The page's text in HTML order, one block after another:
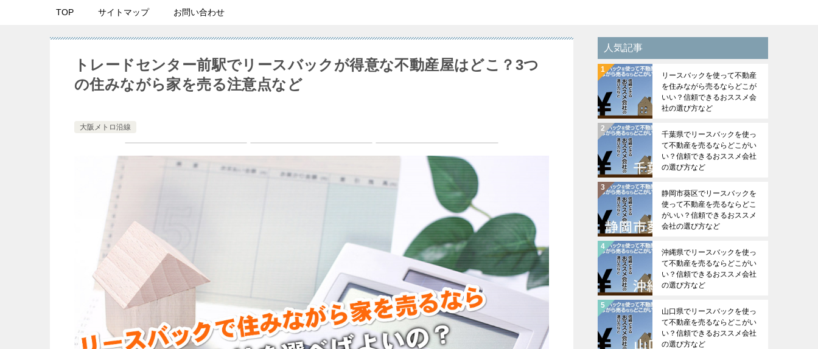
TOP サイトマップ お問い合わせ
トレードセンター前駅でリースバックが得意な不動産屋はどこ？3つ
の住みながら家を売る注意点など
大阪メトロ沿線
人気記事
リースバックを使って不動産
を住みながら売るならどこが
いい？信頼できるおススメ会
社の選び方など
千葉県でリースバックを使っ
て不動産を売るならどこがい
い？信頼できるおススメ会社
の選び方など
静岡市葵区でリースバックを
使って不動産を売るならどこ
がいい？信頼できるおススメ
会社の選び方など
沖縄県でリースバックを使っ
て不動産を売るならどこがい
い？信頼できるおススメ会社
の選び方など
山口県でリースバックを使っ
て不動産を売るならどこがい
い？信頼できるおススメ会社
の選び方など